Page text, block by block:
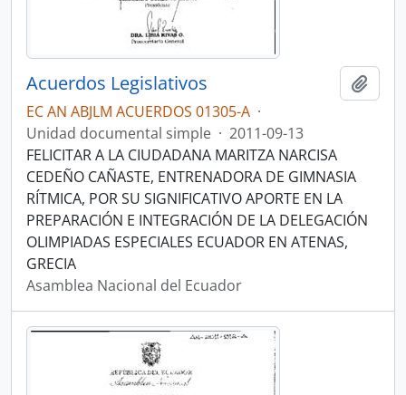
Acuerdos Legislativos
EC AN ABJLM ACUERDOS 01305-A ·
Unidad documental simple · 2011-09-13
FELICITAR A LA CIUDADANA MARITZA NARCISA
CEDEÑO CAÑASTE, ENTRENADORA DE GIMNASIA
RÍTMICA, POR SU SIGNIFICATIVO APORTE EN LA
PREPARACIÓN E INTEGRACIÓN DE LA DELEGACIÓN
OLIMPIADAS ESPECIALES ECUADOR EN ATENAS,
GRECIA
Asamblea Nacional del Ecuador